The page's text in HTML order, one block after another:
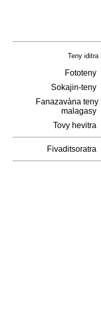
Teny iditra
Fototeny
Sokajin-teny
Fanazavàna teny
malagasy
Tovy hevitra
Fivaditsoratra